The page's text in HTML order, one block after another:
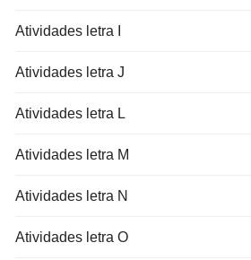
Atividades letra I
Atividades letra J
Atividades letra L
Atividades letra M
Atividades letra N
Atividades letra O